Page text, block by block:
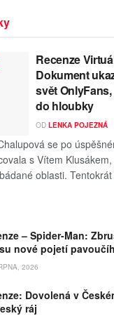
Recenze
Dokument
svět
do hloubky
OD LENKA POJEZNÁ
se po
s Vítem
oblasti. Tentokrát
– Spider-Man:
nové pojetí
2026
Dovolená v
ráj